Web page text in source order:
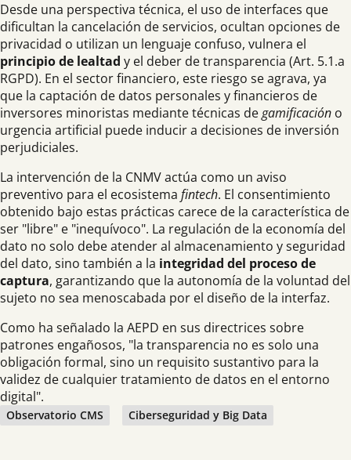
Desde una perspectiva técnica, el uso de interfaces que
dificultan la cancelación de servicios, ocultan opciones de
privacidad o utilizan un lenguaje confuso, vulnera el
principio de lealtad y el deber de transparencia (Art. 5.1.a
RGPD). En el sector financiero, este riesgo se agrava, ya
que la captación de datos personales y financieros de
inversores minoristas mediante técnicas degamificación o
urgencia artificial puede inducir a decisiones de inversión
perjudiciales.
La intervención de la CNMV actúa como un aviso
preventivo para el ecosistema fintech. El consentimiento
obtenido bajo estas prácticas carece de la característica de
ser "libre" e "inequívoco". La regulación de la economía del
dato no solo debe atender al almacenamiento y seguridad
del dato, sino también a la integridad del proceso de
captura, garantizando que la autonomía de la voluntad del
sujeto no sea menoscabada por el diseño de la interfaz.
Como ha señalado la AEPD en sus directrices sobre
patrones engañosos, "la transparencia no es solo una
obligación formal, sino un requisito sustantivo para la
validez de cualquier tratamiento de datos en el entorno
digital".
Observatorio CMS Ciberseguridad y Big Data